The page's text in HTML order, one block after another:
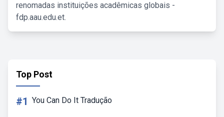
renomadas instituições acadêmicas globais -
fdp.aau.edu.et.
Top Post
#1 You Can Do It Tradução